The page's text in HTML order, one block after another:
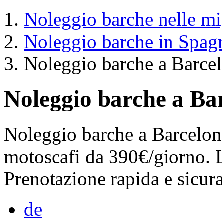
Noleggio barche nelle
Noleggio barche in
Noleggio barche a
Noleggio barche a
Noleggio barche a
motoscafi da 390€/giorno.
Prenotazione rapida e
de